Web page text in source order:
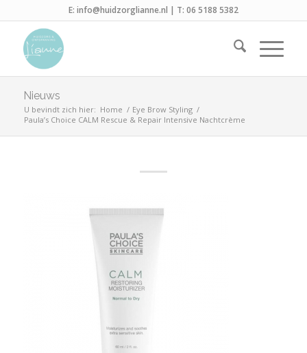
E: info@huidzorglianne.nl | T: 06 5188 5382
Nieuws
U bevindt zich hier: Home / Eye Brow Styling /
Paula’s Choice CALM Rescue & Repair Intensive Nachtcrème